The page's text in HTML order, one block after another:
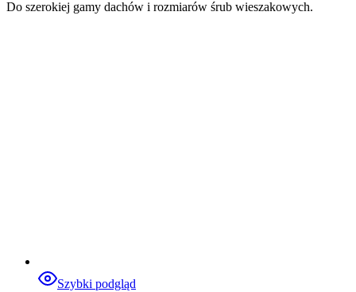
Do szerokiej gamy dachów i rozmiarów śrub wieszakowych.
Szybki podgląd